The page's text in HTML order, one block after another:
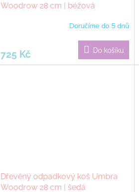
Woodrow 28 cm | béžová
Doručíme do 5 dnů
725 Kč Do košíku
Dřevěný odpadkový koš Umbra
Woodrow 28 cm | šedá